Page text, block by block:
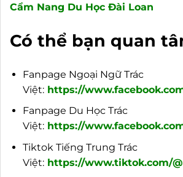
Cẩm Nang Du Học Đài Loan
Có thể bạn quan
Fanpage Ngoại Ngữ Trác
Việt: https://
Fanpage Du Học Trác
Việt: https://
Tiktok Tiếng Trung Trác
Việt: https://www.tiktok.com/